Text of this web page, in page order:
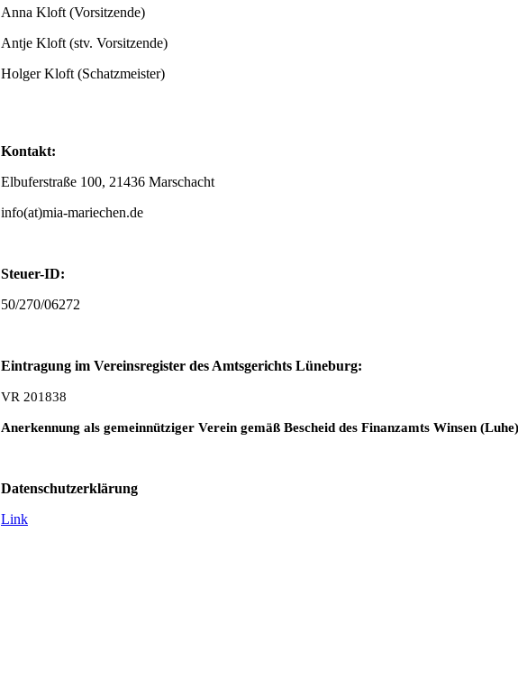
Anna Kloft (Vorsitzende)
Antje Kloft (stv. Vorsitzende)
Holger Kloft (Schatzmeister)
Kontakt:
Elbuferstraße 100, 21436 Marschacht
info(at)mia-mariechen.de
Steuer-ID:
50/270/06272
Eintragung im Vereinsregister des Amtsgerichts Lüneburg:
VR 201838
Anerkennung als gemeinnütziger Verein gemäß Bescheid des Finanzamts Winsen
Datenschutzerklärung
Link